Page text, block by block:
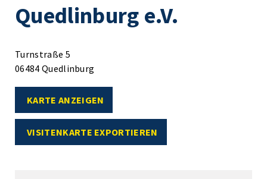
Quedlinburg e.V.
Turnstraße 5
06484 Quedlinburg
KARTE ANZEIGEN
VISITENKARTE EXPORTIEREN